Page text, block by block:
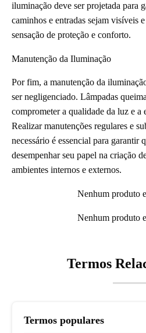
iluminação deve ser projetada para
caminhos e entradas sejam visíveis
sensação de proteção e conforto.
Manutenção da Iluminação
Por fim, a manutenção da
ser negligenciado. Lâmpadas
comprometer a qualidade da luz e a
Realizar manutenções regulares e
necessário é essencial para garantir
desempenhar seu papel na criação
ambientes internos e externos.
Nenhum produto
Nenhum produto
Termos
Termos populares